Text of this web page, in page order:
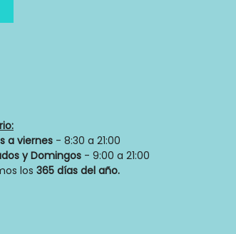
de privacidad
a viernes - 8:30 a 21:00
y Domingos - 9:00 a 21:00
los 365 días del año.